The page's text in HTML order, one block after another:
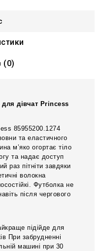
(0)
дівчат Princess
85955200.1274
та еластичного
м’яко огортає тіло
та надає доступ
раз пітніти завдяки
волокна
Футболка не
після чергового
підійде для
При забрудненні
машині при 30